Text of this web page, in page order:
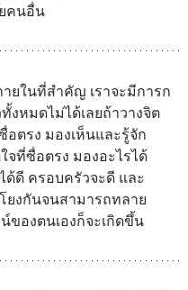
คนอื่น
ยในที่สำคัญ เราจะมีการก
หมดไม่ได้เลยถ้าวางจิต
อตรง มองเห็นและรู้จัก
จที่ซื่อตรง มองอะไรได้
ด้ดี ครอบครัวจะดี และ
ยงกันจนสามารถทลาย
องตนเองก็จะเกิดขึ้น